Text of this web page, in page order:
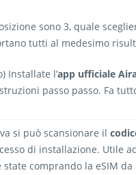
sono 3, quale
tutti al medesimo
Installate l’app ufficiale
passo passo. Fa
si può scansionare il
di installazione. Utile
state comprando la eSIM da